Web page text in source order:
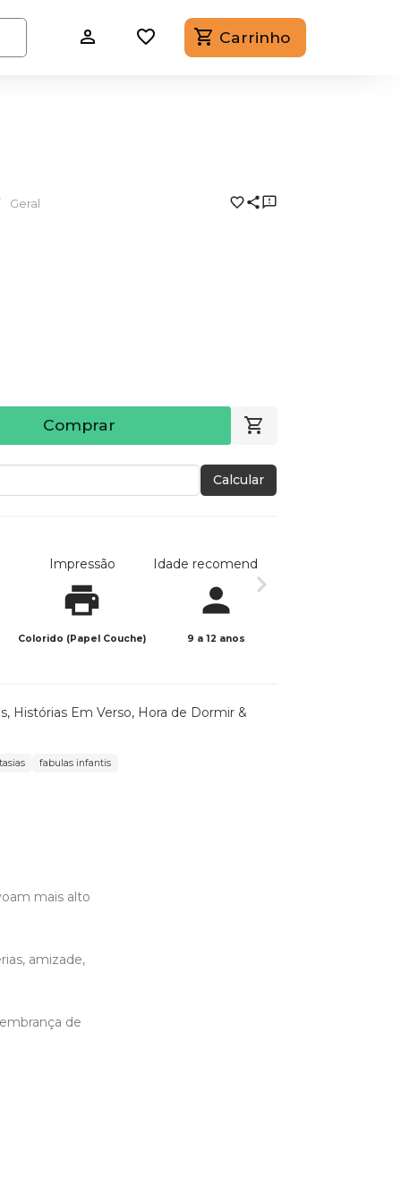
Carrinho
Geral
Comprar
Calcular
Impressão
Colorido (Papel Couche)
Idade recomendada
9 a 12 anos
, Histórias Em Verso, Hora de Dormir &
fabulas infantis
mais alto
amizade,
de